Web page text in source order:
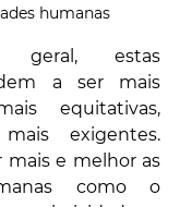
humanas
geral, estas
a ser mais
equitativas,
exigentes.
mais e melhor as
como o